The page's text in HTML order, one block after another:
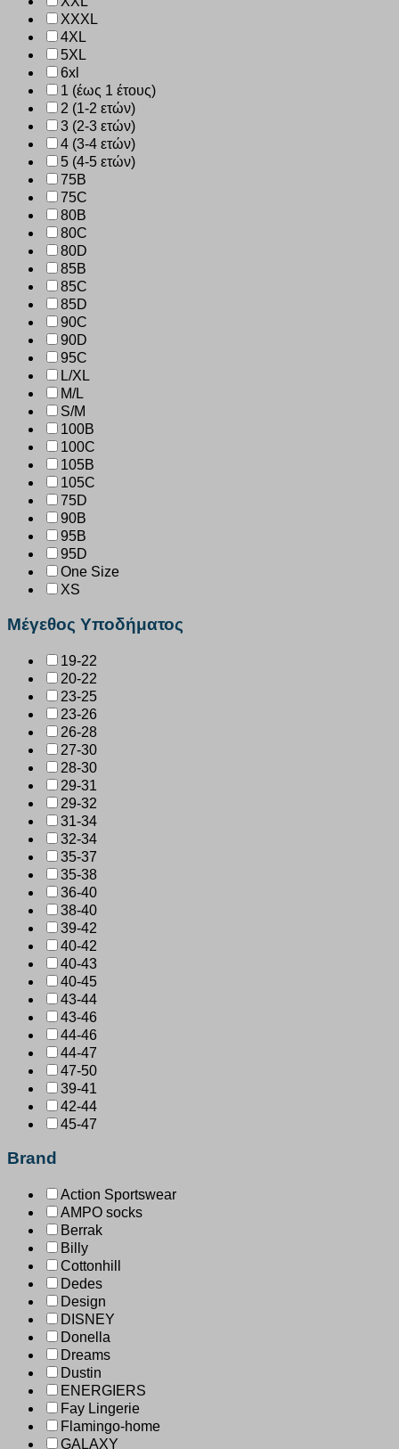
XXXL
4XL
5XL
6xl
1 (έως 1 έτους)
2 (1-2 ετών)
3 (2-3 ετών)
4 (3-4 ετών)
5 (4-5 ετών)
75B
75C
80B
80C
80D
85B
85C
85D
90C
90D
95C
L/XL
M/L
S/M
100B
100C
105B
105C
75D
90B
95B
95D
One Size
XS
Μέγεθος Υποδήματος
19-22
20-22
23-25
23-26
26-28
27-30
28-30
29-31
29-32
31-34
32-34
35-37
35-38
36-40
38-40
39-42
40-42
40-43
40-45
43-44
43-46
44-46
44-47
47-50
39-41
42-44
45-47
Brand
Action Sportswear
AMPO socks
Berrak
Billy
Cottonhill
Dedes
Design
DISNEY
Donella
Dreams
Dustin
ENERGIERS
Fay Lingerie
Flamingo-home
GALAXY